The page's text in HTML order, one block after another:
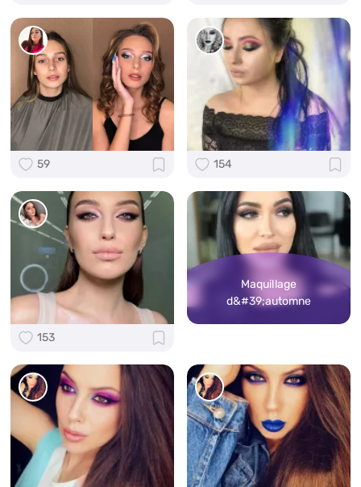
59 154
153
Maquillage
d&#39;automne